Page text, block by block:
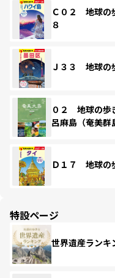
Ｃ０２ 地球の
８
Ｊ３３ 地球
０２ 地球の
呂麻島（奄美
Ｄ１７ 地球の
特設ページ
世界遺産ランキ